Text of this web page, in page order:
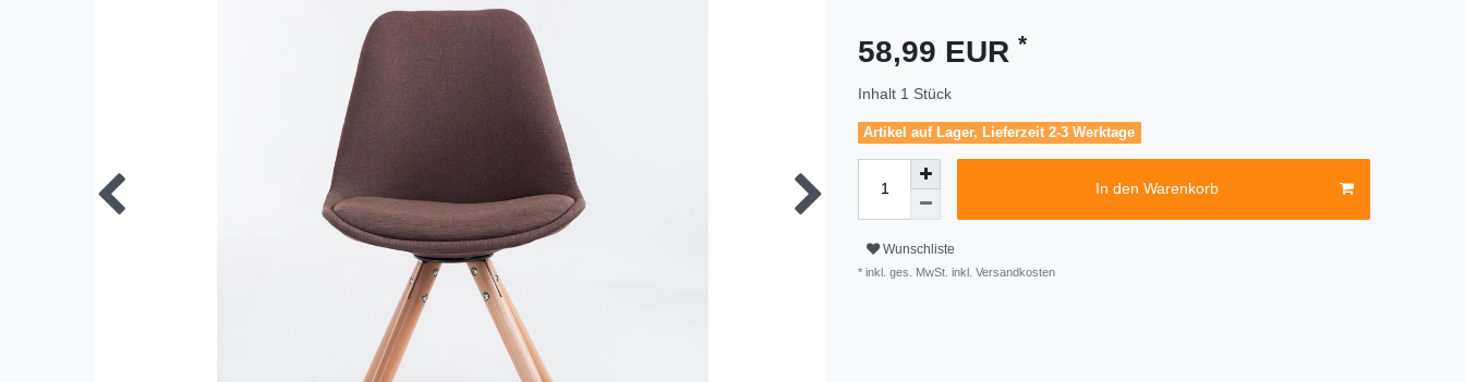
58,99 EUR *
Inhalt 1 Stück
Artikel auf Lager, Lieferzeit 2-3 Werktage
In den Warenkorb
Wunschliste
* inkl. ges. MwSt. inkl. Versandkosten